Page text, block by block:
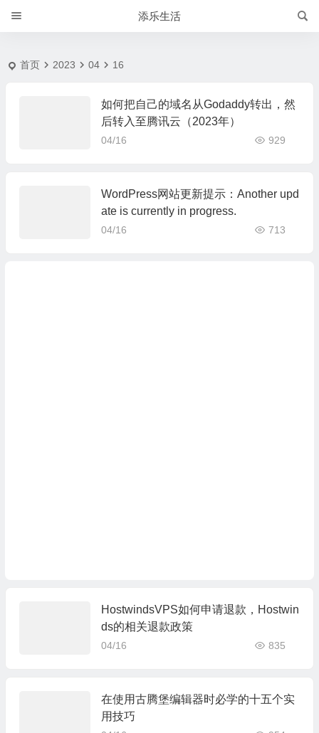
添乐生活
首页 2023 04 16
如何把自己的域名从Godaddy转出，然
后转入至腾讯云（2023年）
04/16 929
WordPress网站更新提示：Another upd
ate is currently in progress.
04/16 713
HostwindsVPS如何申请退款，Hostwin
ds的相关退款政策
04/16 835
在使用古腾堡编辑器时必学的十五个实
用技巧